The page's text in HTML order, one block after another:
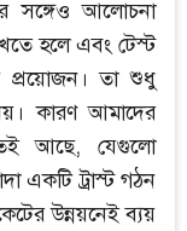
সঙ্গেও আলোচনা
হলে এবং টেস্ট
প্রয়োজন। তা শুধু
কারণ আমাদের
আছে, যেগুলো
একটি ট্রাস্ট গঠন
উন্নয়নেই ব্যয়